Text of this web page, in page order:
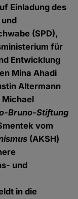
Einladung des
(SPD),
für
Entwicklung
Mina Ahadi
Altermann
Michael
Bruno-Stiftung
vom
(AKSH)
und
in die